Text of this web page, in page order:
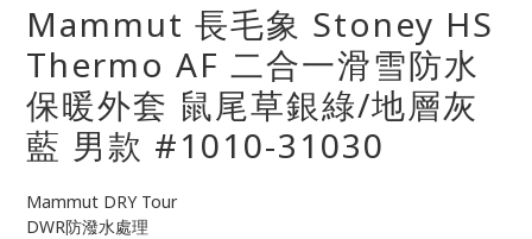
Mammut 長毛象 Stoney HS
Thermo AF 二合一滑雪防水
保暖外套 鼠尾草銀綠/地層灰
藍 男款 #1010-31030
Mammut DRY Tour
DWR防潑水處理